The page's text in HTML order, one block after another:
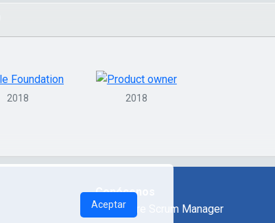
2018 2018
Conócenos
Sobre Scrum Manager
Aceptar